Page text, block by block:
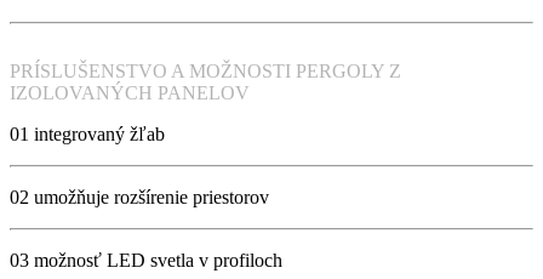
PRÍSLUŠENSTVO A MOŽNOSTI PERGOLY Z
IZOLOVANÝCH PANELOV
01 integrovaný žľab
02 umožňuje rozšírenie priestorov
03 možnosť LED svetla v profiloch